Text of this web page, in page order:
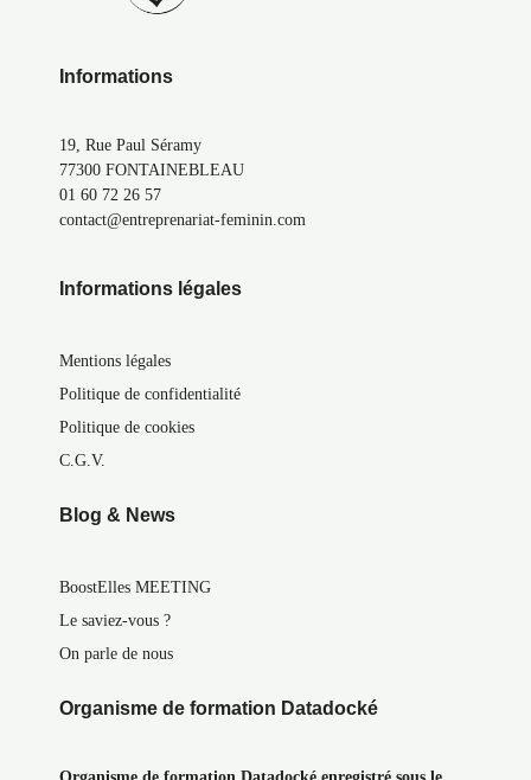
Informations
19, Rue Paul Séramy
77300 FONTAINEBLEAU
01 60 72 26 57
contact@entreprenariat-feminin.com
Informations légales
Mentions légales
Politique de confidentialité
Politique de cookies
C.G.V.
Blog & News
BoostElles MEETING
Le saviez-vous ?
On parle de nous
Organisme de formation Datadocké